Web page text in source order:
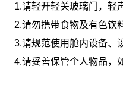
1.请轻开轻关玻璃门，轻
2.请勿携带食物及有色饮
3.请规范使用舱内设备、
4.请妥善保管个人物品，